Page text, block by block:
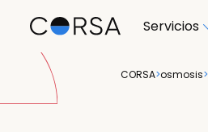
Servicios
CORSA>osmosis>